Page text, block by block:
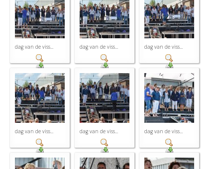
dag van de viss... dag van de viss... dag van de viss...
dag van de viss... dag van de viss... dag van de viss...